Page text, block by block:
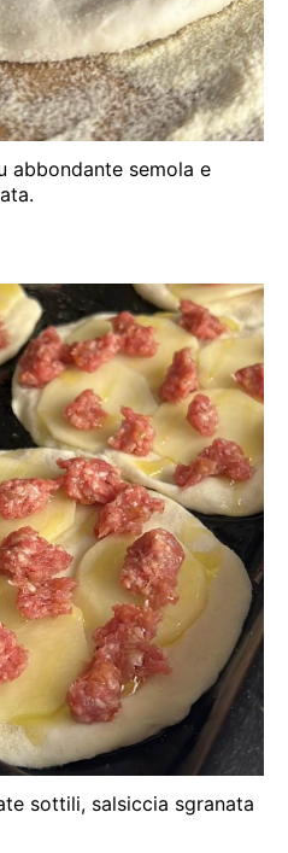
abbondante semola e
sottili, salsiccia sgranata